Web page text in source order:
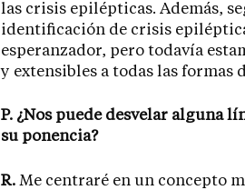
las crisis epilépticas. Además,
identificación de crisis
esperanzador, pero todavía
y extensibles a todas las formas
P. ¿Nos puede desvelar alguna
su ponencia?
R. Me centraré en un concepto